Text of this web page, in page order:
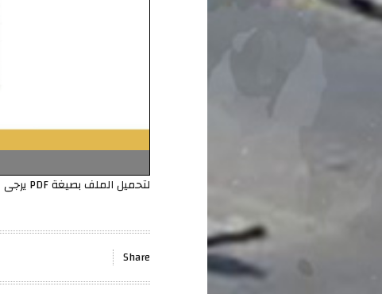
لتحميل الملف بصيغة PDF يرجى الضغط هنا
Share